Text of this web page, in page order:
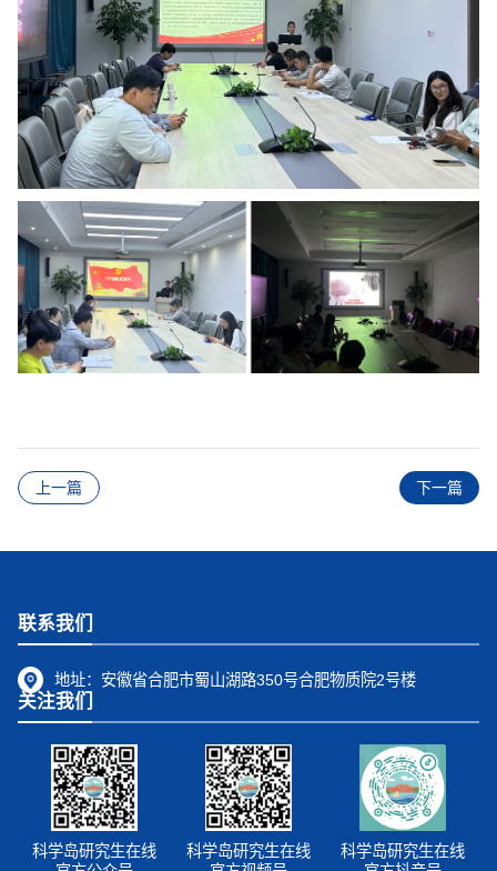
上一篇 下一篇
联系我们
地址： 安徽省合肥市蜀山湖路350号合肥物质院2号楼
关注我们
科学岛研究生在线
科学岛研究生在线
科学岛研究生在线